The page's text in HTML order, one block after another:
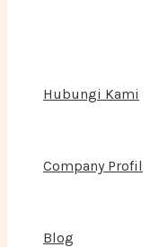
Hubungi Kami
Company Profil
Blog